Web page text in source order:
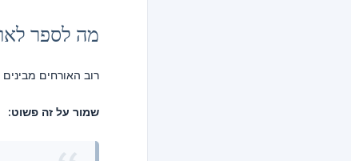
מה לספר
רוב האורחים
שמור על זה פשוט: